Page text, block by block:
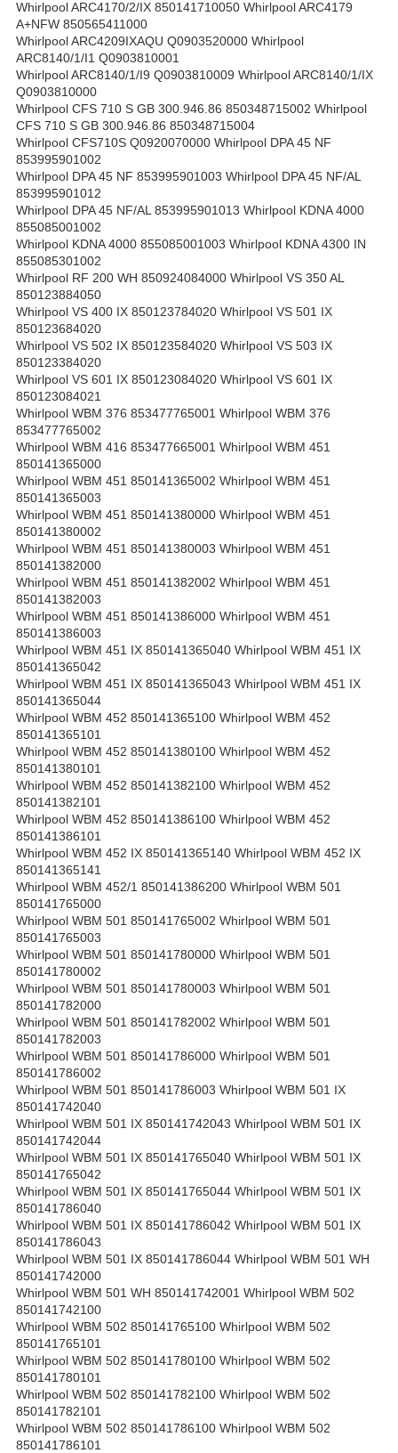
Whirlpool ARC4170/2/IX 850141710050 Whirlpool ARC4179
A+NFW 850565411000
Whirlpool ARC4209IXAQU Q0903520000 Whirlpool
ARC8140/1/I1 Q0903810001
Whirlpool ARC8140/1/I9 Q0903810009 Whirlpool ARC8140/1/IX
Q0903810000
Whirlpool CFS 710 S GB 300.946.86 850348715002 Whirlpool
CFS 710 S GB 300.946.86 850348715004
Whirlpool CFS710S Q0920070000 Whirlpool DPA 45 NF
853995901002
Whirlpool DPA 45 NF 853995901003 Whirlpool DPA 45 NF/AL
853995901012
Whirlpool DPA 45 NF/AL 853995901013 Whirlpool KDNA 4000
855085001002
Whirlpool KDNA 4000 855085001003 Whirlpool KDNA 4300 IN
855085301002
Whirlpool RF 200 WH 850924084000 Whirlpool VS 350 AL
850123884050
Whirlpool VS 400 IX 850123784020 Whirlpool VS 501 IX
850123684020
Whirlpool VS 502 IX 850123584020 Whirlpool VS 503 IX
850123384020
Whirlpool VS 601 IX 850123084020 Whirlpool VS 601 IX
850123084021
Whirlpool WBM 376 853477765001 Whirlpool WBM 376
853477765002
Whirlpool WBM 416 853477665001 Whirlpool WBM 451
850141365000
Whirlpool WBM 451 850141365002 Whirlpool WBM 451
850141365003
Whirlpool WBM 451 850141380000 Whirlpool WBM 451
850141380002
Whirlpool WBM 451 850141380003 Whirlpool WBM 451
850141382000
Whirlpool WBM 451 850141382002 Whirlpool WBM 451
850141382003
Whirlpool WBM 451 850141386000 Whirlpool WBM 451
850141386003
Whirlpool WBM 451 IX 850141365040 Whirlpool WBM 451 IX
850141365042
Whirlpool WBM 451 IX 850141365043 Whirlpool WBM 451 IX
850141365044
Whirlpool WBM 452 850141365100 Whirlpool WBM 452
850141365101
Whirlpool WBM 452 850141380100 Whirlpool WBM 452
850141380101
Whirlpool WBM 452 850141382100 Whirlpool WBM 452
850141382101
Whirlpool WBM 452 850141386100 Whirlpool WBM 452
850141386101
Whirlpool WBM 452 IX 850141365140 Whirlpool WBM 452 IX
850141365141
Whirlpool WBM 452/1 850141386200 Whirlpool WBM 501
850141765000
Whirlpool WBM 501 850141765002 Whirlpool WBM 501
850141765003
Whirlpool WBM 501 850141780000 Whirlpool WBM 501
850141780002
Whirlpool WBM 501 850141780003 Whirlpool WBM 501
850141782000
Whirlpool WBM 501 850141782002 Whirlpool WBM 501
850141782003
Whirlpool WBM 501 850141786000 Whirlpool WBM 501
850141786002
Whirlpool WBM 501 850141786003 Whirlpool WBM 501 IX
850141742040
Whirlpool WBM 501 IX 850141742043 Whirlpool WBM 501 IX
850141742044
Whirlpool WBM 501 IX 850141765040 Whirlpool WBM 501 IX
850141765042
Whirlpool WBM 501 IX 850141765044 Whirlpool WBM 501 IX
850141786040
Whirlpool WBM 501 IX 850141786042 Whirlpool WBM 501 IX
850141786043
Whirlpool WBM 501 IX 850141786044 Whirlpool WBM 501 WH
850141742000
Whirlpool WBM 501 WH 850141742001 Whirlpool WBM 502
850141742100
Whirlpool WBM 502 850141765100 Whirlpool WBM 502
850141765101
Whirlpool WBM 502 850141780100 Whirlpool WBM 502
850141780101
Whirlpool WBM 502 850141782100 Whirlpool WBM 502
850141782101
Whirlpool WBM 502 850141786100 Whirlpool WBM 502
850141786101